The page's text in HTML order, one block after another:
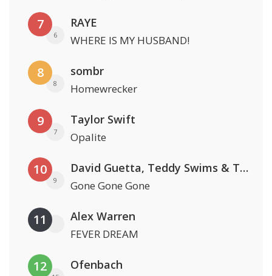
7
6
RAYE
WHERE IS MY HUSBAND!
8
8
sombr
Homewrecker
9
7
Taylor Swift
Opalite
10
9
David Guetta, Teddy Swims & Tones And I
Gone Gone Gone
11 Alex Warren
FEVER DREAM
12 Ofenbach